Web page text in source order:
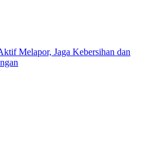
Melapor, Jaga Kebersihan dan